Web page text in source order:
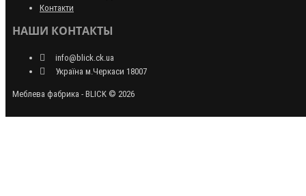
Контакти
НАШИ КОНТАКТЫ
info@blick.ck.ua
Україна м.Черкаси 18007
Меблева фабрика - BLICK © 2026